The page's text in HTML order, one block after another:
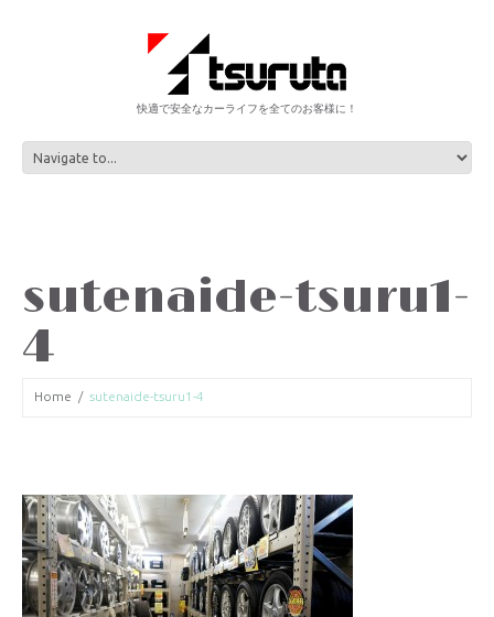
快適で安全なカーライフを全てのお客様に！
sutenaide-tsuru1-
4
Home sutenaide-tsuru1-4